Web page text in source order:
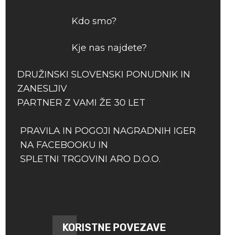
Kdo smo?
Kje nas najdete?
DRUŽINSKI SLOVENSKI PONUDNIK IN
ZANESLJIV
PARTNER Z VAMI ŽE 30 LET
PRAVILA IN POGOJI NAGRADNIH IGER
NA FACEBOOKU IN
SPLETNI TRGOVINI ARO D.O.O.
KORISTNE POVEZAVE